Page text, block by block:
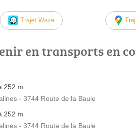
Trajet Waze
en transports en
252 m
- 3744 Route de la Baule
252 m
- 3744 Route de la Baule